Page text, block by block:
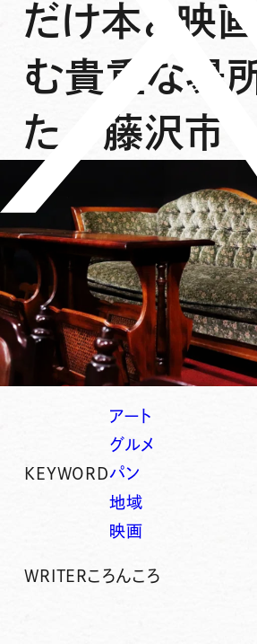
だけ本と映
む貴重な場
た／藤沢市
KEYWORD
アート
グルメ
パン
地域
映画
WRITERころんころ